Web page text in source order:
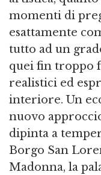
momenti di
esattamente
tutto ad un
quei fin troppo
realistici ed
interiore. Un
nuovo
dipinta a
Borgo San
Madonna, la